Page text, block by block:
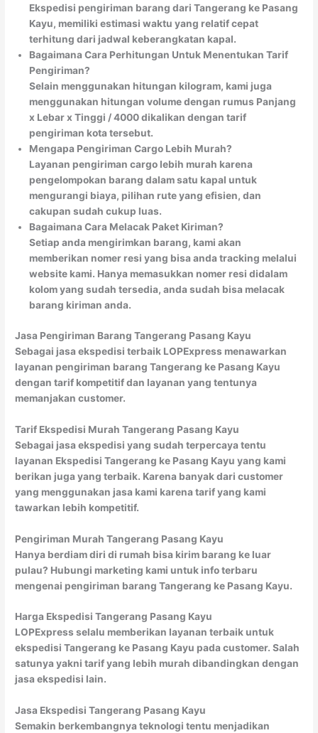
Ekspedisi pengiriman barang dari Tangerang ke Pasang
Kayu, memiliki estimasi waktu yang relatif cepat
terhitung dari jadwal keberangkatan kapal.
Bagaimana Cara Perhitungan Untuk Menentukan Tarif
Pengiriman?
Selain menggunakan hitungan kilogram, kami juga
menggunakan hitungan volume dengan rumus Panjang
x Lebar x Tinggi / 4000 dikalikan dengan tarif
pengiriman kota tersebut.
Mengapa Pengiriman Cargo Lebih Murah?
Layanan pengiriman cargo lebih murah karena
pengelompokan barang dalam satu kapal untuk
mengurangi biaya, pilihan rute yang efisien, dan
cakupan sudah cukup luas.
Bagaimana Cara Melacak Paket Kiriman?
Setiap anda mengirimkan barang, kami akan
memberikan nomer resi yang bisa anda tracking melalui
website kami. Hanya memasukkan nomer resi didalam
kolom yang sudah tersedia, anda sudah bisa melacak
barang kiriman anda.
Jasa Pengiriman Barang Tangerang Pasang Kayu
Sebagai jasa ekspedisi terbaik LOPExpress menawarkan
layanan pengiriman barang Tangerang ke Pasang Kayu
dengan tarif kompetitif dan layanan yang tentunya
memanjakan customer.
Tarif Ekspedisi Murah Tangerang Pasang Kayu
Sebagai jasa ekspedisi yang sudah terpercaya tentu
layanan Ekspedisi Tangerang ke Pasang Kayu yang kami
berikan juga yang terbaik. Karena banyak dari customer
yang menggunakan jasa kami karena tarif yang kami
tawarkan lebih kompetitif.
Pengiriman Murah Tangerang Pasang Kayu
Hanya berdiam diri di rumah bisa kirim barang ke luar
pulau? Hubungi marketing kami untuk info terbaru
mengenai pengiriman barang Tangerang ke Pasang Kayu.
Harga Ekspedisi Tangerang Pasang Kayu
LOPExpress selalu memberikan layanan terbaik untuk
ekspedisi Tangerang ke Pasang Kayu pada customer. Salah
satunya yakni tarif yang lebih murah dibandingkan dengan
jasa ekspedisi lain.
Jasa Ekspedisi Tangerang Pasang Kayu
Semakin berkembangnya teknologi tentu menjadikan